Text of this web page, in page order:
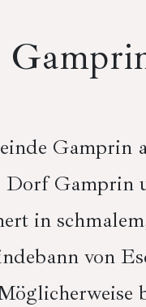
Gamprin
Dorf
in
von